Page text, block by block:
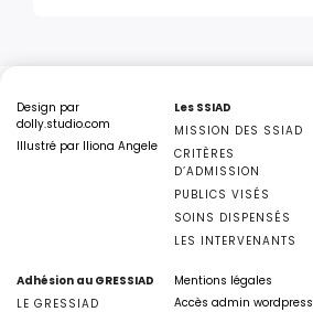
Design par
dolly.studio.com
Illustré par Iliona Angele
Les SSIAD
MISSION DES SSIAD
CRITÈRES
D’ADMISSION
PUBLICS VISÉS
SOINS DISPENSÉS
LES INTERVENANTS
Adhésion au GRESSIAD
LE GRESSIAD
Mentions légales
Accès admin wordpress